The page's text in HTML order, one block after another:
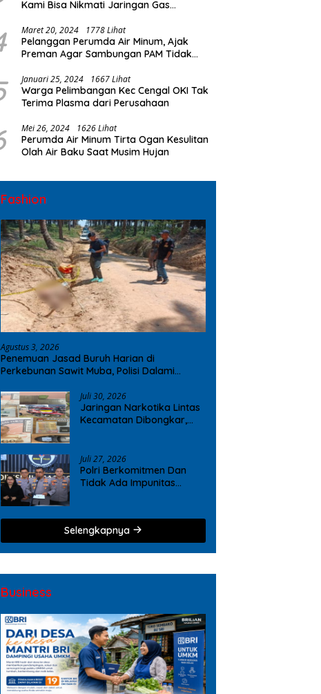
Kami Bisa Nikmati Jaringan Gas
Maret 20, 2024 1778 Lihat
Pelanggan Perumda Air Minum, Ajak
Preman Agar Sambungan PAM Tidak
Januari 25, 2024 1667 Lihat
Warga Pelimbangan Kec Cengal OKI Tak
Terima Plasma dari Perusahaan
Mei 26, 2024 1626 Lihat
Perumda Air Minum Tirta Ogan Kesulitan
Olah Air Baku Saat Musim Hujan
Fashion
Agustus 3, 2026
Penemuan Jasad Buruh Harian di
Perkebunan Sawit Muba, Polisi Dalami
Juli 30, 2026
Jaringan Narkotika Lintas
Kecamatan Dibongkar,
Juli 27, 2026
Polri Berkomitmen Dan
Tidak Ada Impunitas
Selengkapnya
Business